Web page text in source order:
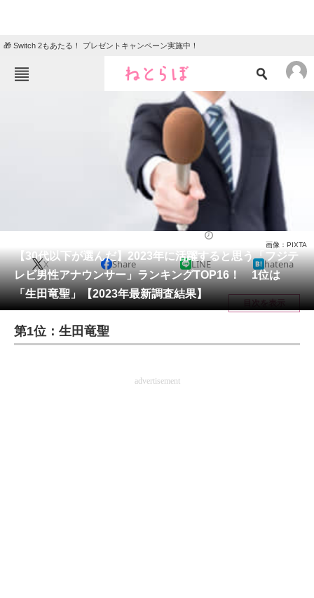
🎁 Switch 2もあたる！ プレゼントキャンペーン実施中！
ニュース
クイズ
教育・育児
リサーチ
会員記事
メディア
注目記事を集めた総合ページ
ITの今と未来を見通す
【30代以下が選んだ】2023年に活躍すると思う「フジテ
レビ男性アナウンサー」ランキングTOP16！ 1位は
「生田竜聖」【2023年最新調査結果】
画像：PIXTA
X Share LINE hatena
目次を表示
第1位：生田竜聖
advertisement